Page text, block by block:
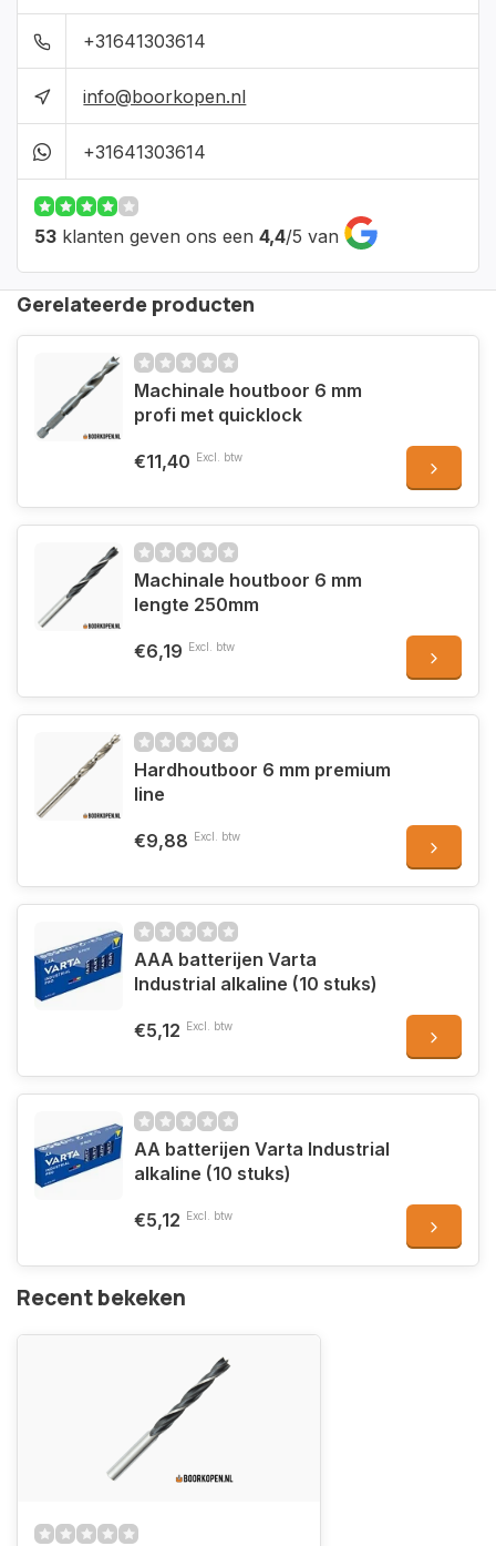
+31641303614
info@boorkopen.nl
+31641303614
53 klanten geven ons een 4,4/5 van
Gerelateerde producten
Machinale houtboor 6 mm
profi met quicklock
€11,40 Excl. btw
Machinale houtboor 6 mm
lengte 250mm
€6,19 Excl. btw
Hardhoutboor 6 mm premium
line
€9,88 Excl. btw
AAA batterijen Varta
Industrial alkaline (10 stuks)
€5,12 Excl. btw
AA batterijen Varta Industrial
alkaline (10 stuks)
€5,12 Excl. btw
Recent bekeken